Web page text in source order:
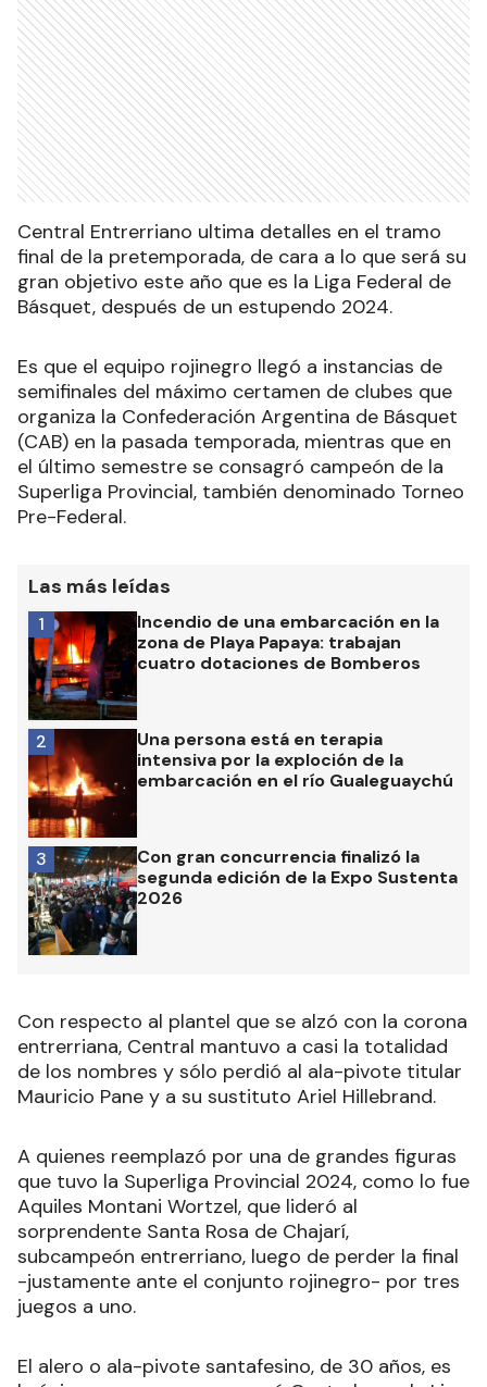
Central Entrerriano ultima detalles en el tramo
final de la pretemporada, de cara a lo que será su
gran objetivo este año que es la Liga Federal de
Básquet, después de un estupendo 2024.
Es que el equipo rojinegro llegó a instancias de
semifinales del máximo certamen de clubes que
organiza la Confederación Argentina de Básquet
(CAB) en la pasada temporada, mientras que en
el último semestre se consagró campeón de la
Superliga Provincial, también denominado Torneo
Pre-Federal.
Las más leídas
Incendio de una embarcación en la
zona de Playa Papaya: trabajan
cuatro dotaciones de Bomberos
1
Una persona está en terapia
intensiva por la exploción de la
embarcación en el río Gualeguaychú
2
Con gran concurrencia finalizó la
segunda edición de la Expo Sustenta
2026
3
Con respecto al plantel que se alzó con la corona
entrerriana, Central mantuvo a casi la totalidad
de los nombres y sólo perdió al ala-pivote titular
Mauricio Pane y a su sustituto Ariel Hillebrand.
A quienes reemplazó por una de grandes figuras
que tuvo la Superliga Provincial 2024, como lo fue
Aquiles Montani Wortzel, que lideró al
sorprendente Santa Rosa de Chajarí,
subcampeón entrerriano, luego de perder la final
-justamente ante el conjunto rojinegro- por tres
juegos a uno.
El alero o ala-pivote santafesino, de 30 años, es